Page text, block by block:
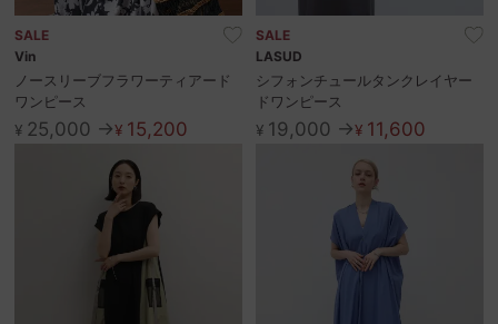
SALE
Vin
ノースリーブフラワーティアード
ワンピース
¥25,000 →¥15,200
SALE
LASUD
シフォンチュールタンクレイヤー
ドワンピース
¥19,000 →¥11,600